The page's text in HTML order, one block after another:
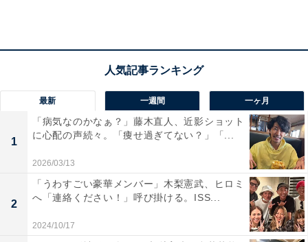
最新 一週間 一ヶ月
1
「病気なのかなぁ？」藤木直人、近影ショット
に心配の声続々。「痩せ過ぎてない？」「...
2026/03/13
2
「うわすごい豪華メンバー」木梨憲武、ヒロミ
へ「連絡ください！」呼び掛ける。ISS...
2024/10/17